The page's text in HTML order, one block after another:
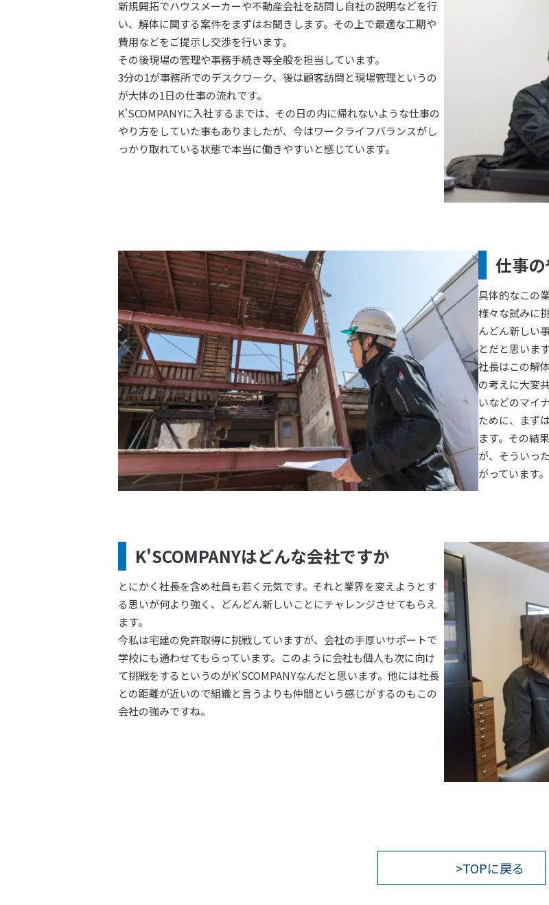
新規開拓でハウスメーカーや不動産会社を訪問し自社の説明などを行
い、解体に関する案件をまずはお聞きします。その上で最適な工期や
費用などをご提示し交渉を行います。
その後現場の管理や事務手続き等全般を担当しています。
3分の1が事務所でのデスクワーク、後は顧客訪問と現場管理というの
が大体の1日の仕事の流れです。
K'SCOMPANYに入社するまでは、その日の内に帰れないような仕事の
やり方をしていた事もありましたが、今はワークライフバランスがし
っかり取れている状態で本当に働きやすいと感じています。
仕事
具体的なこの
様々な試みに
んどん新しい
とだと思います
社長はこの解
の考えに大変
いなどのマイ
ために、まず
ます。その結
が、そういっ
がっています。
K'SCOMPANYはどんな会社ですか
とにかく社長を含め社員も若く元気です。それと業界を変えようとす
る思いが何より強く、どんどん新しいことにチャレンジさせてもらえ
ます。
今私は宅建の免許取得に挑戦していますが、会社の手厚いサポートで
学校にも通わせてもらっています。このように会社も個人も次に向け
て挑戦をするというのがK'SCOMPANYなんだと思います。他には社長
との距離が近いので組織と言うよりも仲間という感じがするのもこの
会社の強みですね。
>TOPに戻る